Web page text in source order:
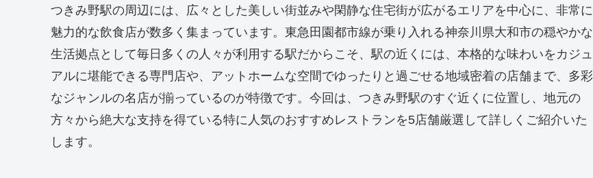
つきみ野駅の周辺には、広々とした美しい街並みや閑静な住宅街が広がるエリアを中心に、非常に
魅力的な飲食店が数多く集まっています。東急田園都市線が乗り入れる神奈川県大和市の穏やかな
生活拠点として毎日多くの人々が利用する駅だからこそ、駅の近くには、本格的な味わいをカジュ
アルに堪能できる専門店や、アットホームな空間でゆったりと過ごせる地域密着の店舗まで、多彩
なジャンルの名店が揃っているのが特徴です。今回は、つきみ野駅のすぐ近くに位置し、地元の
方々から絶大な支持を得ている特に人気のおすすめレストランを5店舗厳選して詳しくご紹介いた
します。